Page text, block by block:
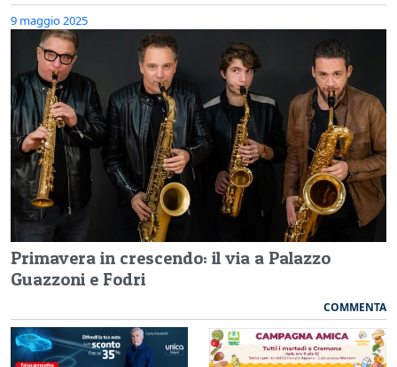
9 maggio 2025
Primavera in crescendo: il via a Palazzo
Guazzoni e Fodri
COMMENTA